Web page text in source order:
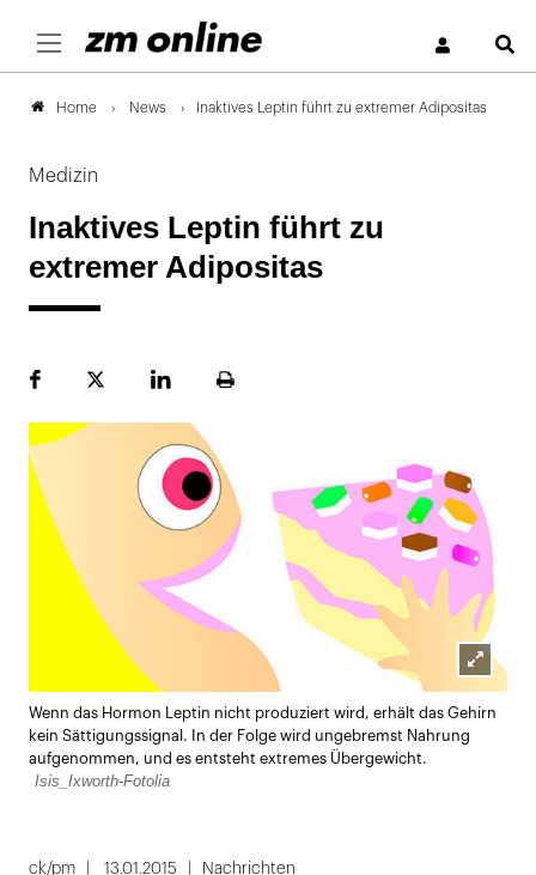
Home News Inaktives Leptin führt zu extremer Adipositas
Medizin
Inaktives Leptin führt zu
extremer Adipositas
FacebookPlattformLinekdInSeite
Lightbox
öffnen
Wenn das Hormon Leptin nicht produziert wird, erhält das Gehirn
kein Sättigungssignal. In der Folge wird ungebremst Nahrung
aufgenommen, und es entsteht extremes Übergewicht.
Isis_Ixworth-Fotolia
ck/pm 13.01.2015 Nachrichten